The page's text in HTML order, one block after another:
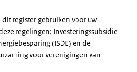
register gebruiken voor uw
regelingen: Investeringssubsidie
(ISDE) en de
voor verenigingen van